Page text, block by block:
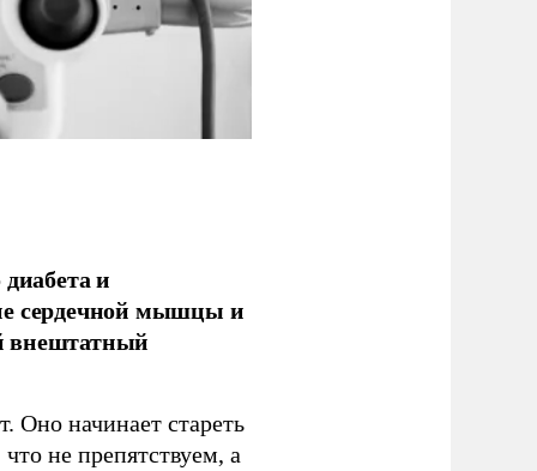
и
сердечной мышцы и
внештатный
Оно начинает стареть
не препятствуем, а